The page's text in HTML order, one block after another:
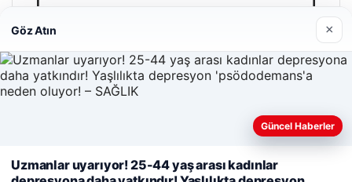
deneyiminizi kişiselleştirmek ve geliştirmek amacıyla çerezler
Göz Atın ×
Güncel Haberler
Uzmanlar uyarıyor! 25-44 yaş arası kadınlar